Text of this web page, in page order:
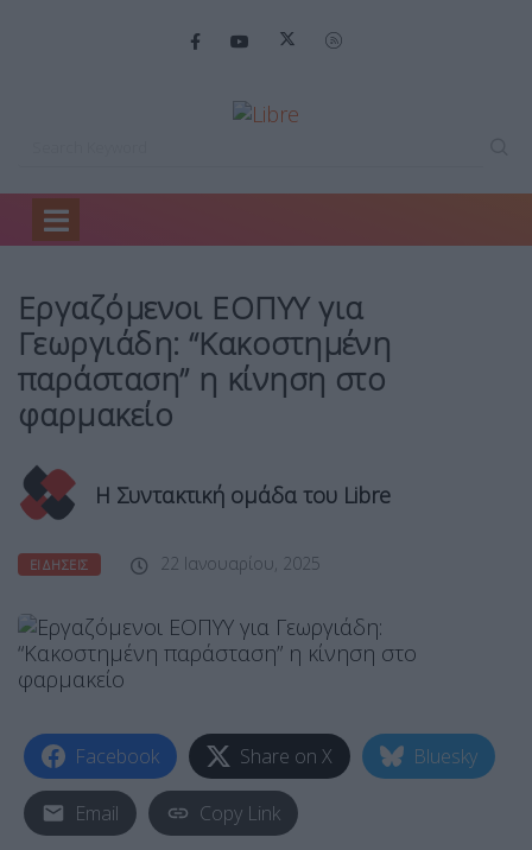
Home
Εργαζόμενοι ΕΟΠΥΥ για
Γεωργιάδη: “Κακοστημένη
παράσταση” η κίνηση στο
φαρμακείο
Η Συντακτική ομάδα του Libre
ΕΙΔΉΣΕΙΣ 22 Ιανουαρίου, 2025
Facebook Share on X Bluesky
Email Copy Link